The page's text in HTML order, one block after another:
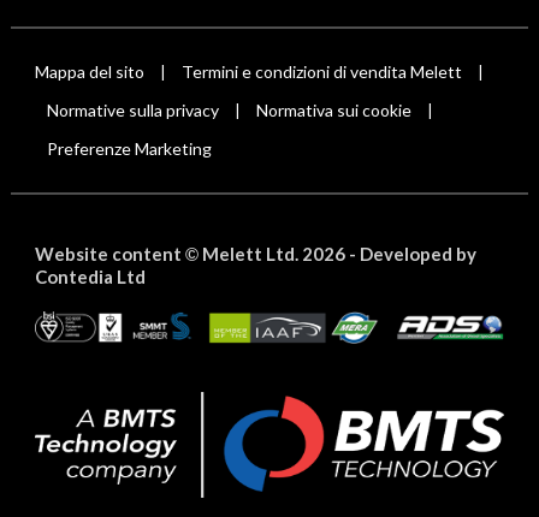
Mappa del sito Termini e condizioni di vendita Melett
Normative sulla privacy Normativa sui cookie
Preferenze Marketing
Website content ©Melett Ltd. 2026 - Developed by
Contedia Ltd